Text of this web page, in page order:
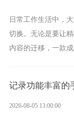
日常工作生活中，
切换。无论是要让
内容的迁移，一款
记录功能丰富的
2026-08-05 13:00:00